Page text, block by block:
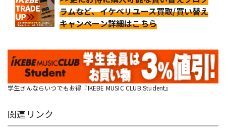
ラムなど、イケベリユース買取/買い替え
キャンペーン詳細はこちら
学生さんならいつでもお得『IKEBE MUSIC CLUB Student』
関連リンク